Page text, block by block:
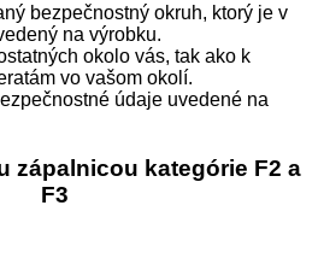
bezpečnostný okruh, ktorý je v
na výrobku.
okolo vás, tak ako k
vo vašom okolí.
údaje uvedené na
zápalnicou kategórie F2 a
F3